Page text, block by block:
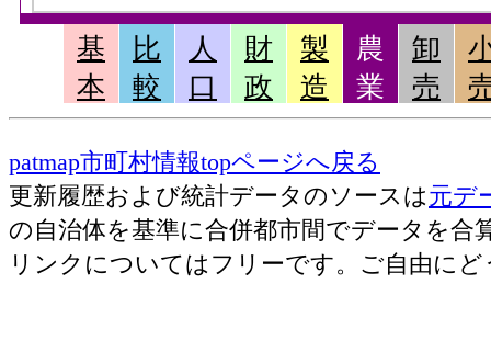
基
本
比
較
人
口
財
政
製
造
農
業
卸
売
patmap市町村情報topページへ戻る
更新履歴および統計データのソースは元デ
の自治体を基準に合併都市間でデータを合
リンクについてはフリーです。ご自由にど